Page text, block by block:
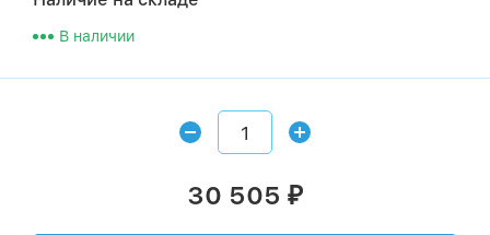
В наличии
30 505 ₽